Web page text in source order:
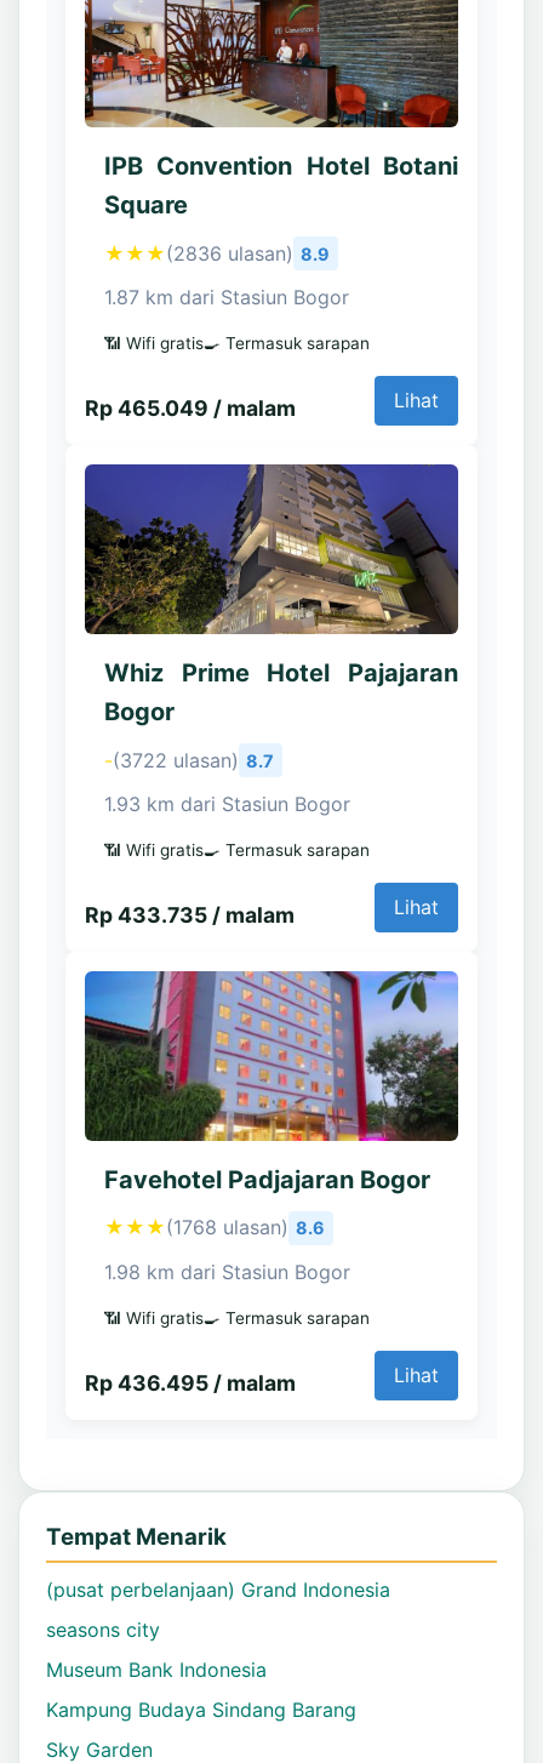
IPB Convention Hotel Botani
Square
★★★(2836 ulasan) 8.9
1.87 km dari Stasiun Bogor
📶 Wifi gratis🍳 Termasuk sarapan
Rp 465.049 / malam Lihat
Whiz Prime Hotel Pajajaran
Bogor
-(3722 ulasan) 8.7
1.93 km dari Stasiun Bogor
📶 Wifi gratis🍳 Termasuk sarapan
Rp 433.735 / malam Lihat
Favehotel Padjajaran Bogor
★★★(1768 ulasan) 8.6
1.98 km dari Stasiun Bogor
📶 Wifi gratis🍳 Termasuk sarapan
Rp 436.495 / malam Lihat
Tempat Menarik
(pusat perbelanjaan) Grand Indonesia
seasons city
Museum Bank Indonesia
Kampung Budaya Sindang Barang
Sky Garden